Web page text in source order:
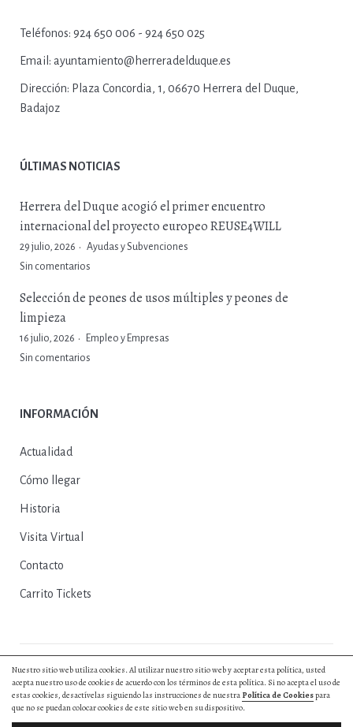
Nuestro sitio web utiliza cookies. Al utilizar nuestro sitio web y aceptar esta política, usted
acepta nuestro uso de cookies de acuerdo con los términos de esta política. Si no acepta el uso de
estas cookies, desactívelas siguiendo las instrucciones de nuestra Política de Cookiespara
que no se puedan colocar cookies de este sitio web en su dispositivo.
Teléfonos: 924 650 006 - 924 650 025
Email: ayuntamiento@herreradelduque.es
Dirección: Plaza Concordia, 1, 06670 Herrera del Duque,
Badajoz
ÚLTIMAS NOTICIAS
Herrera del Duque acogió el primer encuentro
internacional del proyecto europeo REUSE4WILL
29 julio, 2026
Ayudas y Subvenciones
Sin comentarios
Selección de peones de usos múltiples y peones de
limpieza
16 julio, 2026
Empleo y Empresas
Sin comentarios
INFORMACIÓN
Actualidad
Cómo llegar
Historia
Visita Virtual
Contacto
Carrito Tickets
© 2025, Excmo. Ayto. de Herrera del Duque |Política de Privacidad|
Política de Cookies
Aviso Legal | Entradas y Reservas Diseño web by
Hurry App